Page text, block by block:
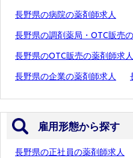
長野県の病院の薬剤師求人
長野県の調剤薬局・OTC販売
長野県のOTC販売の薬剤師求人
長野県の企業の薬剤師求人
雇用形態から探す
長野県の正社員の薬剤師求人